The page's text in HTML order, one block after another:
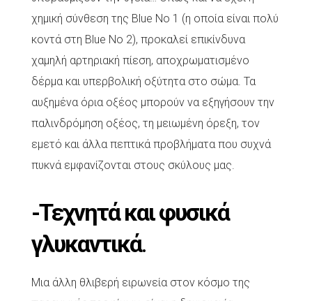
χημική σύνθεση της Blue No 1 (η οποία είναι πολύ
κοντά στη Blue No 2), προκαλεί επικίνδυνα
χαμηλή αρτηριακή πίεση, αποχρωματισμένο
δέρμα και υπερβολική οξύτητα στο σώμα. Τα
αυξημένα όρια οξέος μπορούν να εξηγήσουν την
παλινδρόμηση οξέος, τη μειωμένη όρεξη, τον
εμετό και άλλα πεπτικά προβλήματα που συχνά
πυκνά εμφανίζονται στους σκύλους μας.
-Τεχνητά και φυσικά
γλυκαντικά.
Μια άλλη θλιβερή ειρωνεία στον κόσμο της